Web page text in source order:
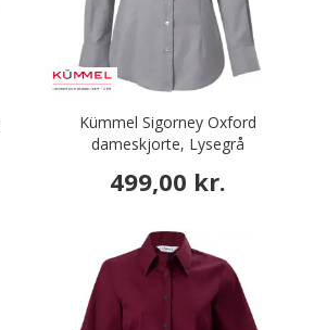
Kümmel Sigorney Oxford
dameskjorte, Lysegrå
499,00 kr.